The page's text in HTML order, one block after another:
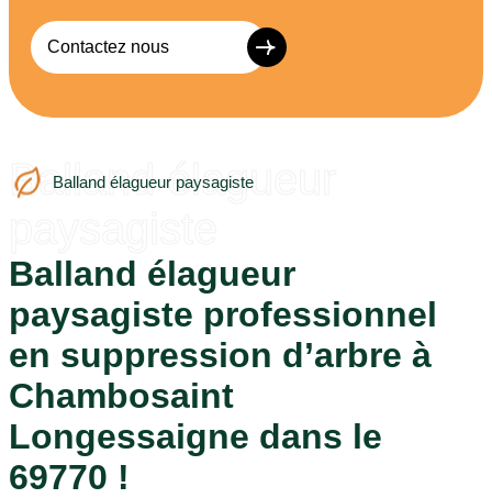
Contactez nous
Balland élagueur paysagiste
Balland élagueur
Balland élagueur
paysagiste professionnel
en suppression d’arbre à
Chambosaint
Longessaigne dans le
69770 !